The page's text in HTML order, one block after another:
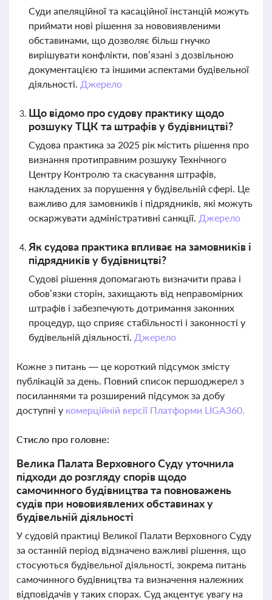
Суди апеляційної та касаційної інстанцій можуть
приймати нові рішення за нововиявленими
обставинами, що дозволяє більш гнучко
вирішувати конфлікти, пов’язані з дозвільною
документацією та іншими аспектами будівельної
діяльності. Джерело
Що відомо про судову практику щодо
розшуку ТЦК та штрафів у будівництві?
Судова практика за 2025 рік містить рішення про
визнання протиправним розшуку Технічного
Центру Контролю та скасування штрафів,
накладених за порушення у будівельній сфері. Це
важливо для замовників і підрядників, які можуть
оскаржувати адміністративні санкції. Джерело
Як судова практика впливає на замовників і
підрядників у будівництві?
Судові рішення допомагають визначити права і
обов’язки сторін, захищають від неправомірних
штрафів і забезпечують дотримання законних
процедур, що сприяє стабільності і законності у
будівельній діяльності. Джерело
Кожне з питань — це короткий підсумок змісту
публікацій за день. Повний список першоджерел з
посиланнями та розширений підсумок за добу
доступні у комерційній версії Платформи LIGA360.
Стисло про головне:
Велика Палата Верховного Суду уточнила
підходи до розгляду спорів щодо
самочинного будівництва та повноважень
судів при нововиявлених обставинах у
будівельній діяльності
У судовій практиці Великої Палати Верховного Суду
за останній період відзначено важливі рішення, що
стосуються будівельної діяльності, зокрема питань
самочинного будівництва та визначення належних
відповідачів у таких спорах. Суд акцентує увагу на